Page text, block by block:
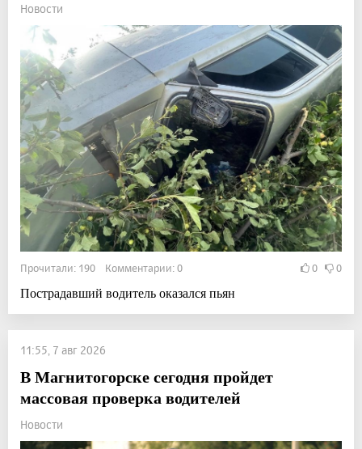
Новости
Прочитали: 190 Комментарии: 0 0 0
Пострадавший водитель оказался пьян
11:55, 7 авг 2026
В Магнитогорске сегодня пройдет
массовая проверка водителей
Новости